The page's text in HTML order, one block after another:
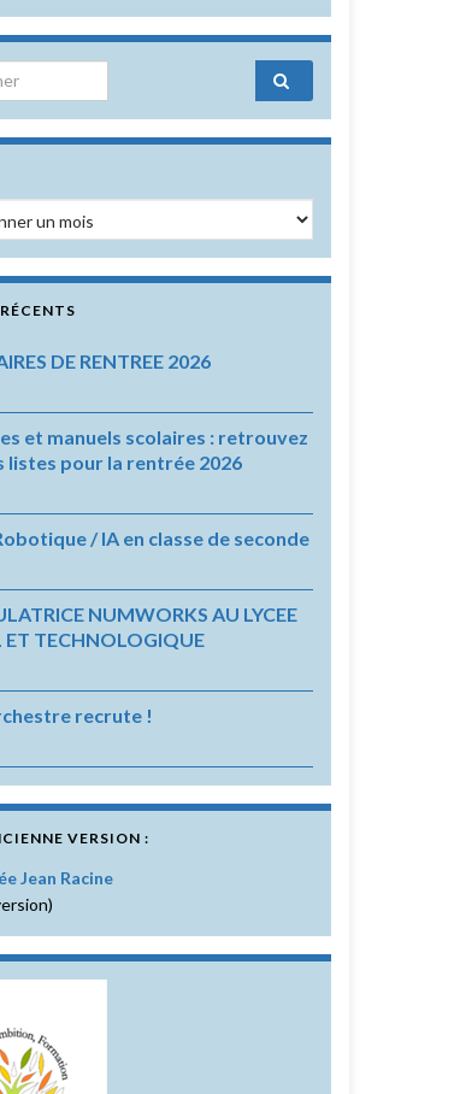
DE RENTREE 2026
et manuels scolaires : retrouvez
listes pour la rentrée 2026
/ IA en classe de seconde
NUMWORKS AU LYCEE
ET TECHNOLOGIQUE
recrute !
VERSION :
Jean Racine